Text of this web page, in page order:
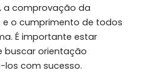
a comprovação da
o cumprimento de todos
É importante estar
buscar orientação
los com sucesso.